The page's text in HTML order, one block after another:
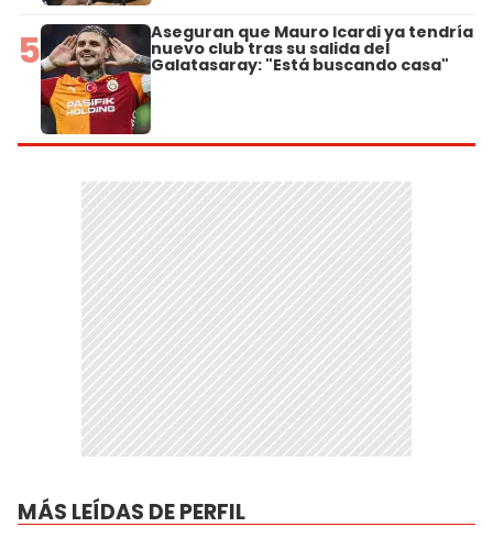
5 Aseguran que Mauro Icardi ya tendría
nuevo club tras su salida del
Galatasaray: "Está buscando casa"
MÁS LEÍDAS DE PERFIL